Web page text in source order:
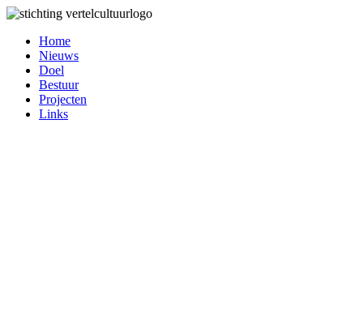
Home
Nieuws
Doel
Bestuur
Projecten
Links